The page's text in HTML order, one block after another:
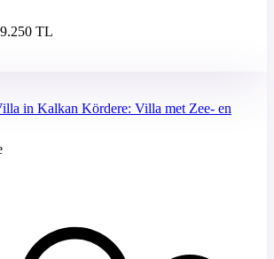
TL
in Kalkan Kördere: Villa met Zee- en